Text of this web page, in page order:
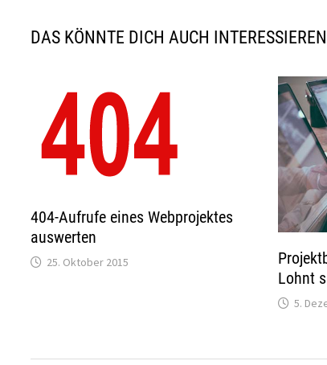
DAS KÖNNTE DICH AUCH INTERESSIEREN
404-Aufrufe eines Webprojektes
auswerten
25. Oktober 2015
Lohnt
5.